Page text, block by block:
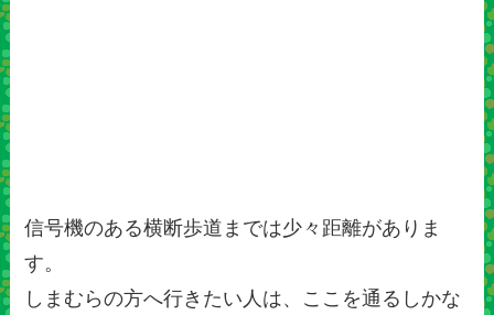
信号機のある横断歩道までは少々距離がありま
す。
しまむらの方へ行きたい人は、ここを通るしかな